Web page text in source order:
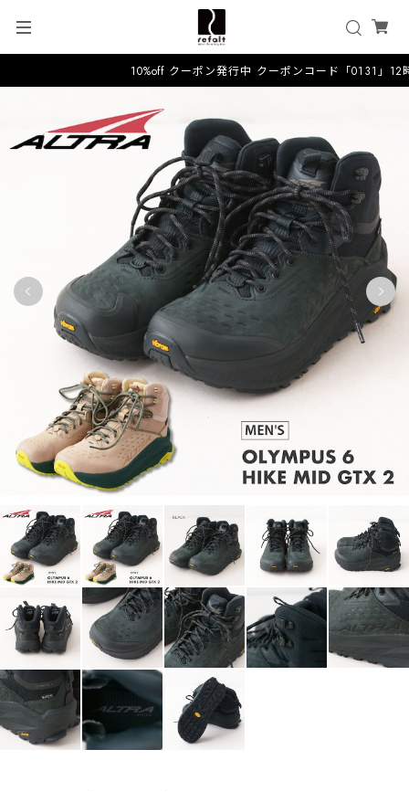
10%off クーポン発行中 クーポンコード「0131」12